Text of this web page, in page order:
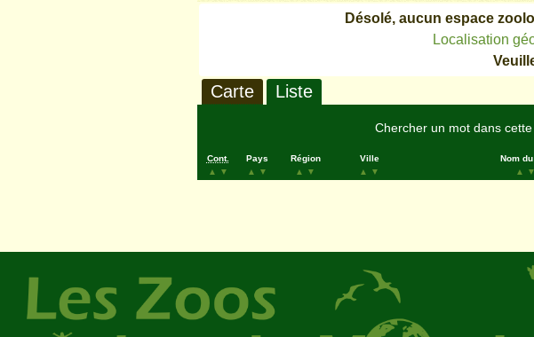
Désolé, aucun espace
Localisation
Carte Liste
Chercher un mot dans cette
Cont.
▲
▼
Pays
▲
▼
Région
▲
▼
Ville
▲
▼
Nom
▲
▼